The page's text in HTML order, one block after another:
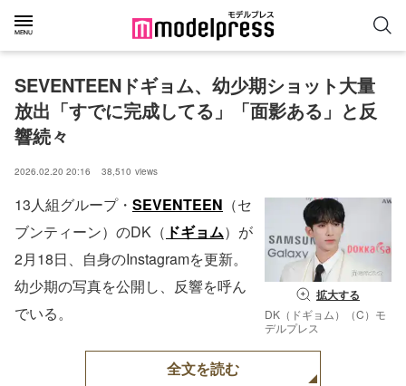
SEVENTEENドギョム、幼少期ショット大量
放出「すでに完成してる」「面影ある」と反
響続々
2026.02.20 20:16 38,510 views
拡大する
DK（ドギョム）（C）モ
デルプレス
13人組グループ・ SEVENTEEN （セ
ブンティーン）のDK（ ドギョム）が
2月18日、自身のInstagramを更新。
幼少期の写真を公開し、反響を呼ん
でいる。
全文を読む